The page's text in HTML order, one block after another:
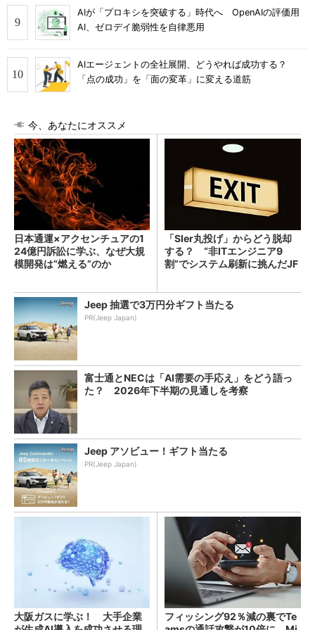
AIが「プロキシを突破する」時代へ OpenAIの評価用
AI、ゼロデイ脆弱性を自律悪用
AIエージェントの全社展開、どうやれば成功する？
「点の成功」を「面の変革」に変える道筋
今、あなたにオススメ
日本通運×アクセンチュアの1
24億円訴訟に学ぶ、なぜ大規
模開発は“燃える”のか
「SIer丸投げ」からどう脱却
する？ “非ITエンジニア9
割”でシステム刷新に挑んだJF
Jeep 抽選で3万円分ギフト当たる
PR(Jeep Japan)
富士通とNECは「AI需要の手応え」をどう語っ
た？ 2026年下半期の見通しを考察
Jeep アソビュー！ギフト当たる
PR(Jeep Japan)
大阪ガスに学ぶ！ 大手企業
フィッシング92％減の裏でTe